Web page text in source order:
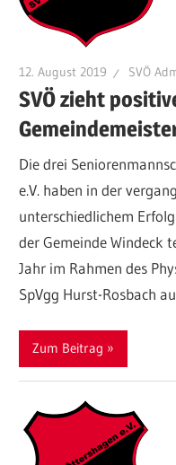
12. August 2019 SVÖ
SVÖ zieht
Die drei
e.V. haben in der
unterschiedlichem
der Gemeinde Windeck
Jahr im Rahmen des
SpVgg Hurst-Rosbach
Zum Beitrag